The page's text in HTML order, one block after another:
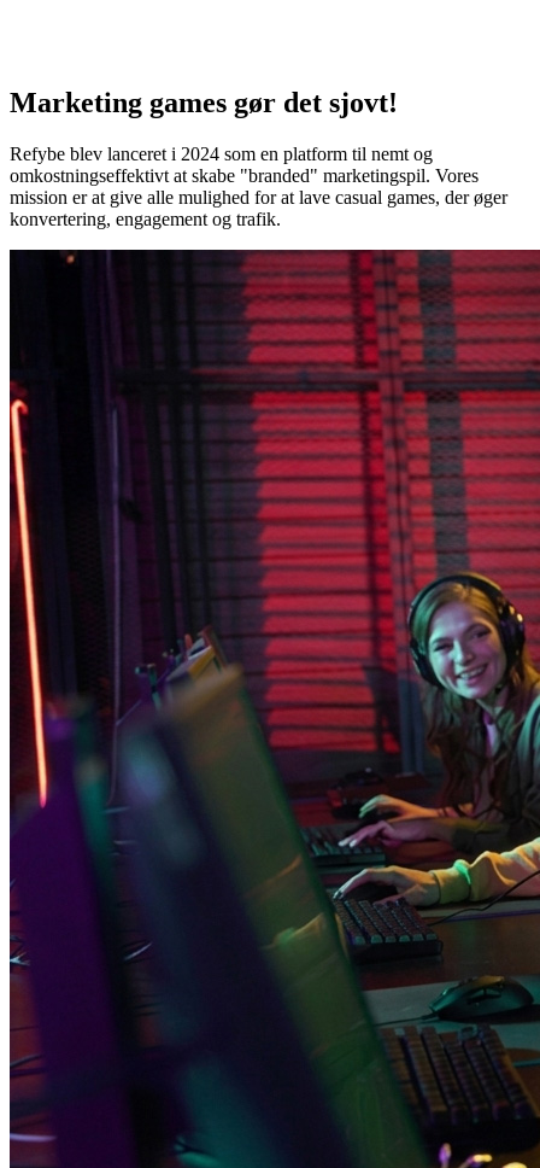
Marketing games gør det sjovt!
Refybe blev lanceret i 2024 som en platform til nemt og
omkostningseffektivt at skabe "branded" marketingspil. Vores
mission er at give alle mulighed for at lave casual games, der øger
konvertering, engagement og trafik.